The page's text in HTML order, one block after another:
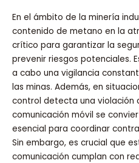
En el ámbito de la minería
contenido de metano en la
crítico para garantizar la
prevenir riesgos potenciales.
a cabo una vigilancia
las minas. Además, en
control detecta una violación
comunicación móvil se
esencial para coordinar
Sin embargo, es crucial que
comunicación cumplan con